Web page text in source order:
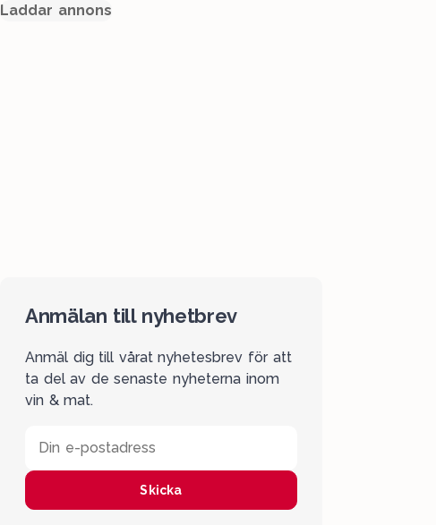
Laddar annons
Anmälan till nyhetbrev
Anmäl dig till vårat nyhetesbrev för att
ta del av de senaste nyheterna inom
vin & mat.
Din e-postadress
Skicka